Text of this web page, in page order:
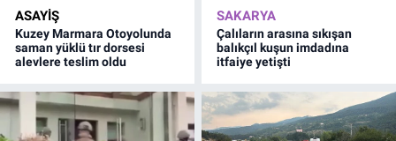
ASAYİŞ
Kuzey Marmara Otoyolunda
saman yüklü tır dorsesi
alevlere teslim oldu
SAKARYA
Çalıların arasına sıkışan
balıkçıl kuşun imdadına
itfaiye yetişti